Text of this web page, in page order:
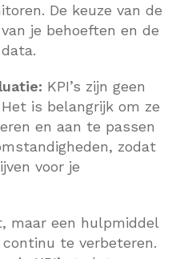
De keuze van de
je behoeften en de
KPI’s zijn geen
is belangrijk om ze
en aan te passen
zodat
voor je
maar een hulpmiddel
te verbeteren.